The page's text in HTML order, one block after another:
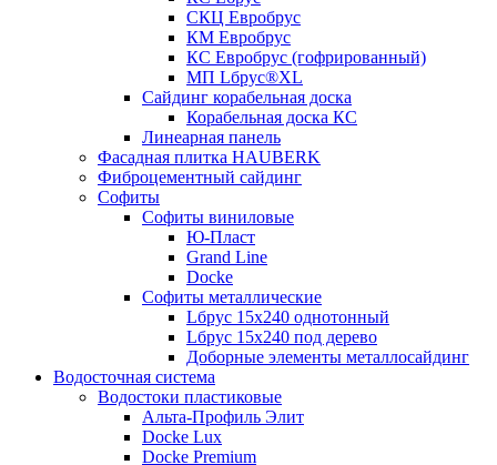
СКЦ Евробрус
КМ Евробрус
КС Евробрус (гофрированный)
МП Lбрус®XL
Сайдинг корабельная доска
Корабельная доска КС
Линеарная панель
Фасадная плитка HAUBERK
Фиброцементный сайдинг
Софиты
Софиты виниловые
Ю-Пласт
Grand Line
Docke
Софиты металлические
Lбрус 15x240 однотонный
Lбрус 15x240 под дерево
Доборные элементы металлосайдинг
Водосточная система
Водостоки пластиковые
Альта-Профиль Элит
Docke Lux
Docke Premium